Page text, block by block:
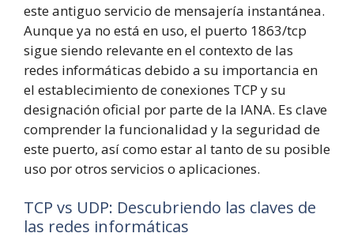
este antiguo servicio de mensajería instantánea.
Aunque ya no está en uso, el puerto 1863/tcp
sigue siendo relevante en el contexto de las
redes informáticas debido a su importancia en
el establecimiento de conexiones TCP y su
designación oficial por parte de la IANA. Es clave
comprender la funcionalidad y la seguridad de
este puerto, así como estar al tanto de su posible
uso por otros servicios o aplicaciones.
TCP vs UDP: Descubriendo las claves de
las redes informáticas